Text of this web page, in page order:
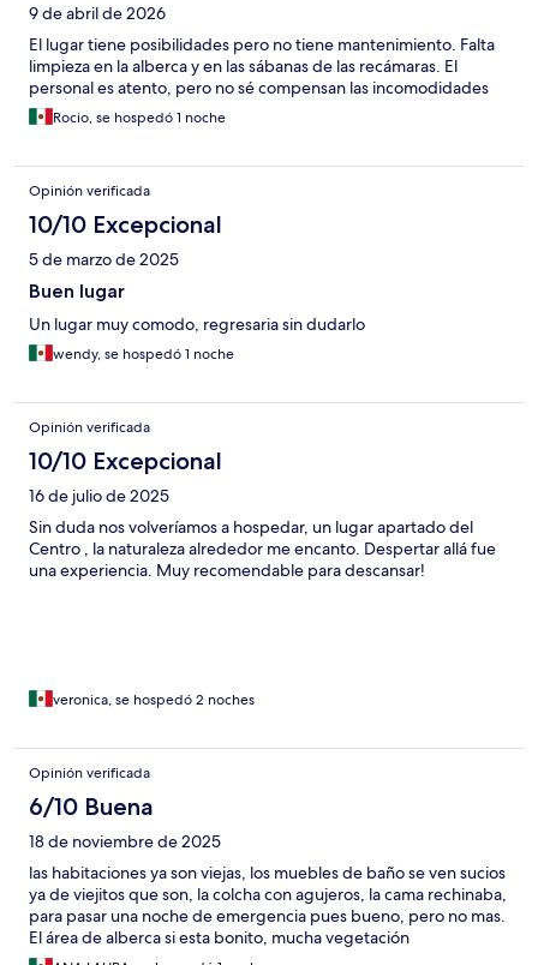
9 de abril de 2026
El lugar tiene posibilidades pero no tiene mantenimiento. Falta
limpieza en la alberca y en las sábanas de las recámaras. El
personal es atento, pero no sé compensan las incomodidades
Rocio, se hospedó 1 noche
Opinión verificada
10/10 Excepcional
5 de marzo de 2025
Buen lugar
Un lugar muy comodo, regresaria sin dudarlo
wendy, se hospedó 1 noche
Opinión verificada
10/10 Excepcional
16 de julio de 2025
Sin duda nos volveríamos a hospedar, un lugar apartado del
Centro , la naturaleza alrededor me encanto. Despertar allá fue
una experiencia. Muy recomendable para descansar!
veronica, se hospedó 2 noches
Opinión verificada
6/10 Buena
18 de noviembre de 2025
las habitaciones ya son viejas, los muebles de baño se ven sucios
ya de viejitos que son, la colcha con agujeros, la cama rechinaba,
para pasar una noche de emergencia pues bueno, pero no mas.
El área de alberca si esta bonito, mucha vegetación